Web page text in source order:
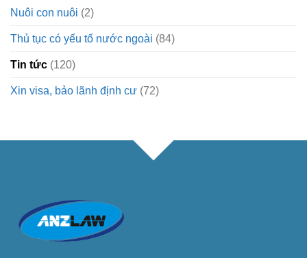
Nuôi con nuôi (2)
Thủ tục có yếu tố nước ngoài (84)
Tin tức (120)
Xin visa, bảo lãnh định cư (72)